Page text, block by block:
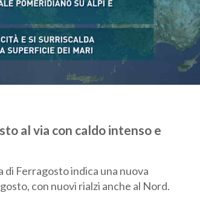
al via con caldo intenso e
di Ferragosto indica una nuova
con nuovi rialzi anche al Nord.